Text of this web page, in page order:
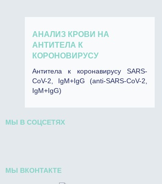
АНАЛИЗ КРОВИ НА
АНТИТЕЛА К
КОРОНОВИРУСУ
Антитела к коронавирусу SARS-
CoV-2, IgM+IgG (anti-SARS-CoV-2,
IgM+IgG)
МЫ В СОЦСЕТЯХ
МЫ ВКОНТАКТЕ